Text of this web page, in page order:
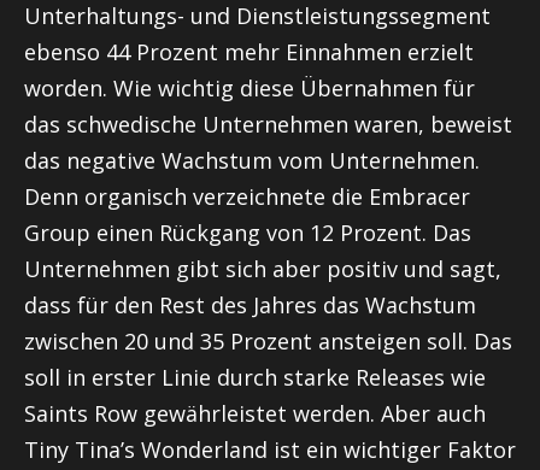
Unterhaltungs- und Dienstleistungssegment
ebenso 44 Prozent mehr Einnahmen erzielt
worden. Wie wichtig diese Übernahmen für
das schwedische Unternehmen waren, beweist
das negative Wachstum vom Unternehmen.
Denn organisch verzeichnete die Embracer
Group einen Rückgang von 12 Prozent. Das
Unternehmen gibt sich aber positiv und sagt,
dass für den Rest des Jahres das Wachstum
zwischen 20 und 35 Prozent ansteigen soll. Das
soll in erster Linie durch starke Releases wie
Saints Row gewährleistet werden. Aber auch
Tiny Tina’s Wonderland ist ein wichtiger Faktor